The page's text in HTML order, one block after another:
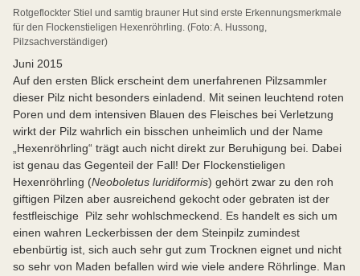
Rotgeflockter Stiel und samtig brauner Hut sind erste Erkennungsmerkmale
für den Flockenstieligen Hexenröhrling. (Foto: A. Hussong,
Pilzsachverständiger)
Juni 2015
Auf den ersten Blick erscheint dem unerfahrenen Pilzsammler
dieser Pilz nicht besonders einladend. Mit seinen leuchtend roten
Poren und dem intensiven Blauen des Fleisches bei Verletzung
wirkt der Pilz wahrlich ein bisschen unheimlich und der Name
„Hexenröhrling“ trägt auch nicht direkt zur Beruhigung bei. Dabei
ist genau das Gegenteil der Fall! Der Flockenstieligen
Hexenröhrling (Neoboletus luridiformis) gehört zwar zu den roh
giftigen Pilzen aber ausreichend gekocht oder gebraten ist der
festfleischige Pilz sehr wohlschmeckend. Es handelt es sich um
einen wahren Leckerbissen der dem Steinpilz zumindest
ebenbürtig ist, sich auch sehr gut zum Trocknen eignet und nicht
so sehr von Maden befallen wird wie viele andere Röhrlinge. Man